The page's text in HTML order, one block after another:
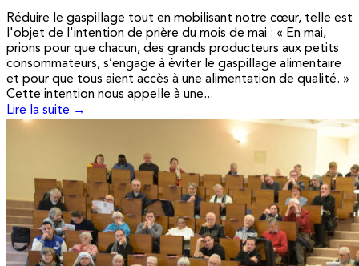
Réduire le gaspillage tout en mobilisant notre cœur, telle est
l'objet de l'intention de prière du mois de mai : « En mai,
prions pour que chacun, des grands producteurs aux petits
consommateurs, s’engage à éviter le gaspillage alimentaire
et pour que tous aient accès à une alimentation de qualité. »
Cette intention nous appelle à une...
Lire la suite →